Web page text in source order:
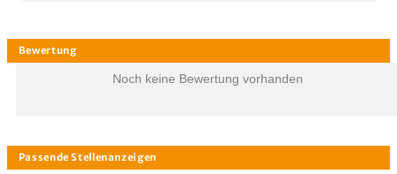
Noch keine Bewertung vorhanden